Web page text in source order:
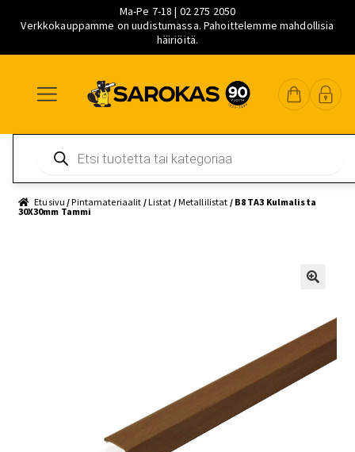
Ma-Pe 7-18 | 02 275 2050
Verkkokauppamme on uudistumassa. Pahoittelemme mahdollisia
häiriöitä.
navigointiin
sisältöön
pääsisältöön
search
Etusivu /Pintamateriaalit /Listat /Metallilistat / B8 TA3 Kulmalista
30X30mm Tammi